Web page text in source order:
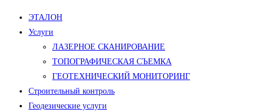
Меню
ЭТАЛОН
Услуги
ЛАЗЕРНОЕ СКАНИРОВАНИЕ
ТОПОГРАФИЧЕСКАЯ СЪЕМКА
ГЕОТЕХНИЧЕСКИЙ МОНИТОРИНГ
Строительный контроль
Геодезические услуги